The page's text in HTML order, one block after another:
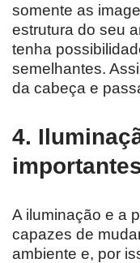
somente as
estrutura do seu
tenha
semelhantes.
da cabeça e
4.
A iluminação e a
capazes de
ambiente e, por